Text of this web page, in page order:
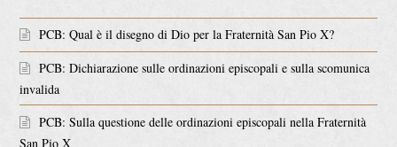
PCB: Qual è il disegno di Dio per la Fraternità San Pio X?
PCB: Dichiarazione sulle ordinazioni episcopali e sulla scomunica
invalida
PCB: Sulla questione delle ordinazioni episcopali nella Fraternità
San Pio X